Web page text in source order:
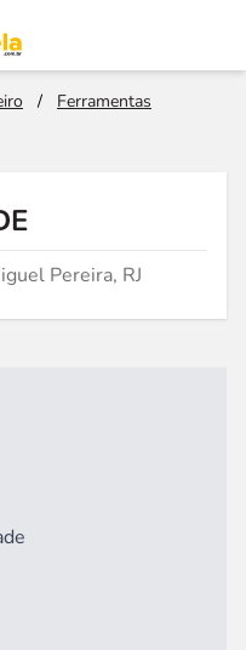
/
Ferramentas
Pereira, RJ